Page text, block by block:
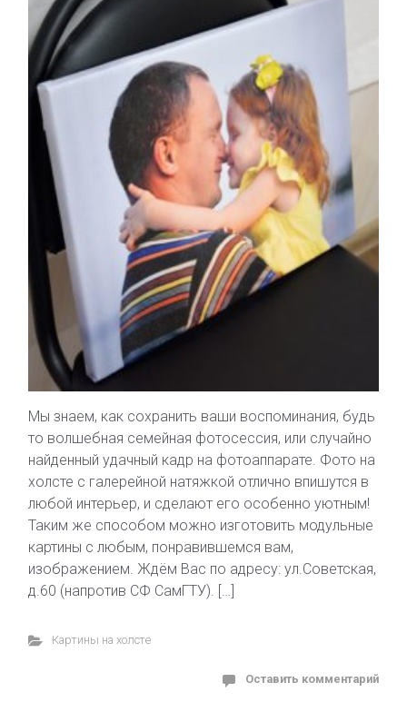
Мы знаем, как сохранить ваши воспоминания, будь
то волшебная семейная фотосессия, или случайно
найденный удачный кадр на фотоаппарате. Фото на
холсте с галерейной натяжкой отлично впишутся в
любой интерьер, и сделают его особенно уютным!
Таким же способом можно изготовить модульные
картины с любым, понравившемся вам,
изображением. Ждём Вас по адресу: ул.Советская,
д.60 (напротив СФ СамГТУ). […]
Картины на холсте
Оставить комментарий